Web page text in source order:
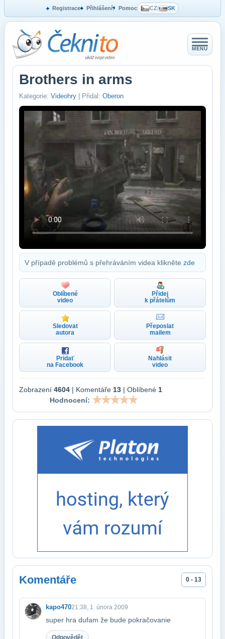
Registrace Přihlášení Pomoc CZ/ SK
MENU
Brothers in arms
Kategorie: Videohry | Přidal: Oberon
V případě problémů s přehráváním videa klikněte zde
Oblíbené
video
Přidej
k přátelům
Sledovat
autora
Přeposlat
mailem
Pridať
na Facebook
Nahlásit
video
Zobrazení 4604 | Komentáře 13 | Oblíbené 1
Hodnocení:
Komentáře 0 - 13
kapo47021:38, 1. února 2009
super hra dufam že bude pokračovanie
Odpovědět